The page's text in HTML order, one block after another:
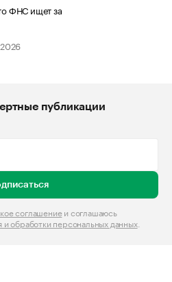
ФНС ищет за
публикации
соглашениеи соглашаюсь
и обработки персональных данных.